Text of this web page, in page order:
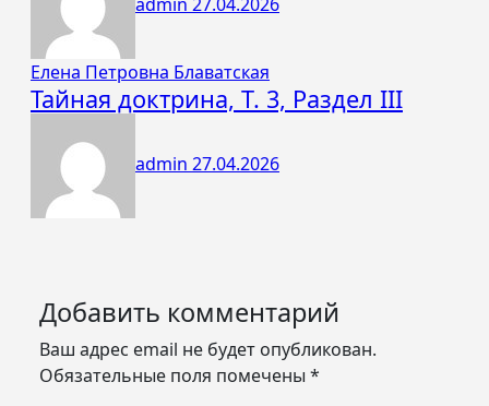
Елена Петровна Блаватская
Тайная доктрина, Т. 3, Раздел III
admin 27.04.2026
Добавить комментарий
Ваш адрес email не будет опубликован.
Обязательные поля помечены *